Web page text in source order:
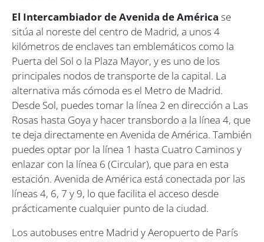
El Intercambiador de Avenida de América se
sitúa al noreste del centro de Madrid, a unos 4
kilómetros de enclaves tan emblemáticos como la
Puerta del Sol o la Plaza Mayor, y es uno de los
principales nodos de transporte de la capital. La
alternativa más cómoda es el Metro de Madrid.
Desde Sol, puedes tomar la línea 2 en dirección a Las
Rosas hasta Goya y hacer transbordo a la línea 4, que
te deja directamente en Avenida de América. También
puedes optar por la línea 1 hasta Cuatro Caminos y
enlazar con la línea 6 (Circular), que para en esta
estación. Avenida de América está conectada por las
líneas 4, 6, 7 y 9, lo que facilita el acceso desde
prácticamente cualquier punto de la ciudad.
Los autobuses entre Madrid y Aeropuerto de París